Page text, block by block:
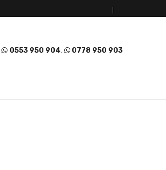
0553 950 904, 0778 950 903